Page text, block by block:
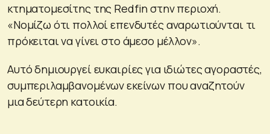
κτηματομεσίτης της Redfin στην περιοχή.
«Νομίζω ότι πολλοί επενδυτές αναρωτιούνται τι
πρόκειται να γίνει στο άμεσο μέλλον».
Αυτό δημιουργεί ευκαιρίες για ιδιώτες αγοραστές,
συμπεριλαμβανομένων εκείνων που αναζητούν
μια δεύτερη κατοικία.